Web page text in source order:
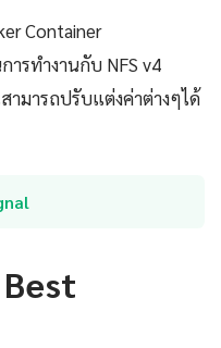
Container
ารทำงานกับ NFS v4
ามารถปรับแต่งค่าต่างๆได้